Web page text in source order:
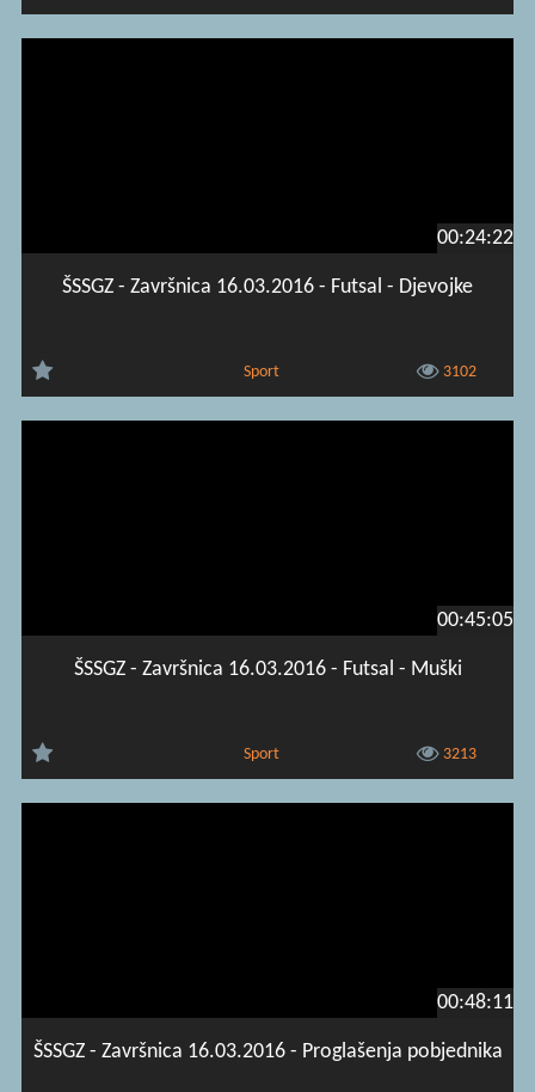
00:24:22
ŠSSGZ - Završnica 16.03.2016 - Futsal - Djevojke
Sport 3102
00:45:05
ŠSSGZ - Završnica 16.03.2016 - Futsal - Muški
Sport 3213
00:48:11
ŠSSGZ - Završnica 16.03.2016 - Proglašenja pobjednika